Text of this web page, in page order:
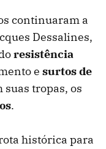
continuaram a
Dessalines,
resistência
e surtos de
suas tropas, os
.
histórica para